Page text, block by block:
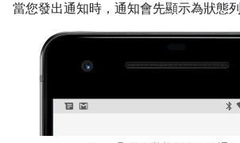
當您發出通知時，通知會先顯示為狀態列